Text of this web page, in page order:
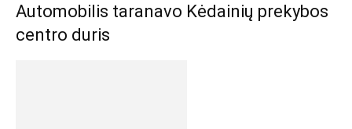
Automobilis taranavo Kėdainių prekybos
centro duris